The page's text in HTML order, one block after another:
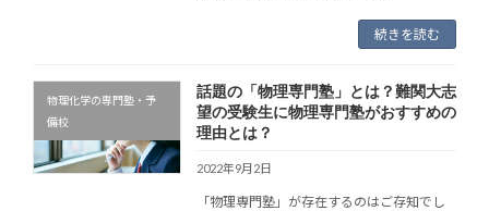
続きを読む
物理化学の専門塾・予
備校
話題の「物理専門塾」とは？難関大志
望の受験生に物理専門塾がおすすめの
理由とは？
2022年9月2日
「物理専門塾」が存在するのはご存知でし